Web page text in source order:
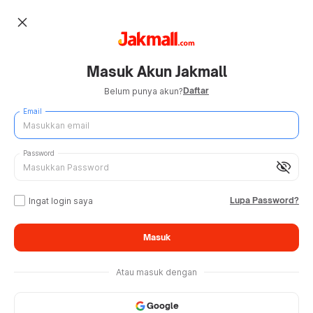
close
Masuk Akun Jakmall
Belum punya akun?Daftar
Email
visibility_off
Password
Ingat login saya Lupa Password?
Masuk
Atau masuk dengan
Google